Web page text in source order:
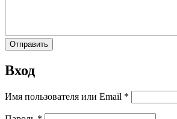
Вход
Имя пользователя или Email *